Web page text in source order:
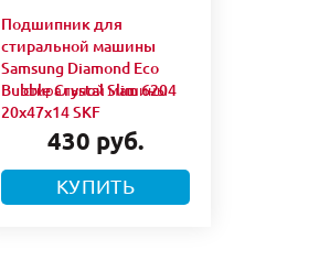
Подшипник для
стиральной машины
Samsung Diamond Eco
Bubble Crystal Slim 6204
20x47x14 SKF
430 руб.
КУПИТЬ